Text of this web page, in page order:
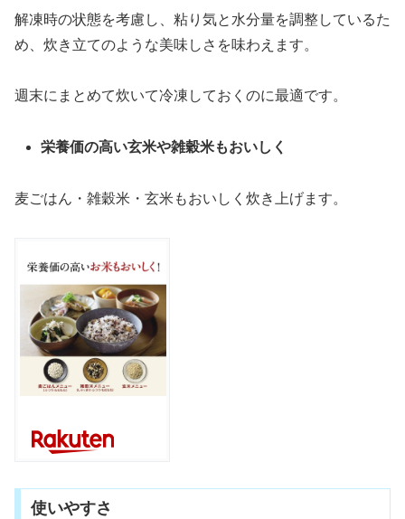
解凍時の状態を考慮し、粘り気と水分量を調整しているた
め、炊き立てのような美味しさを味わえます。
週末にまとめて炊いて冷凍しておくのに最適です。
栄養価の高い玄米や雑穀米もおいしく
麦ごはん・雑穀米・玄米もおいしく炊き上げます。
使いやすさ